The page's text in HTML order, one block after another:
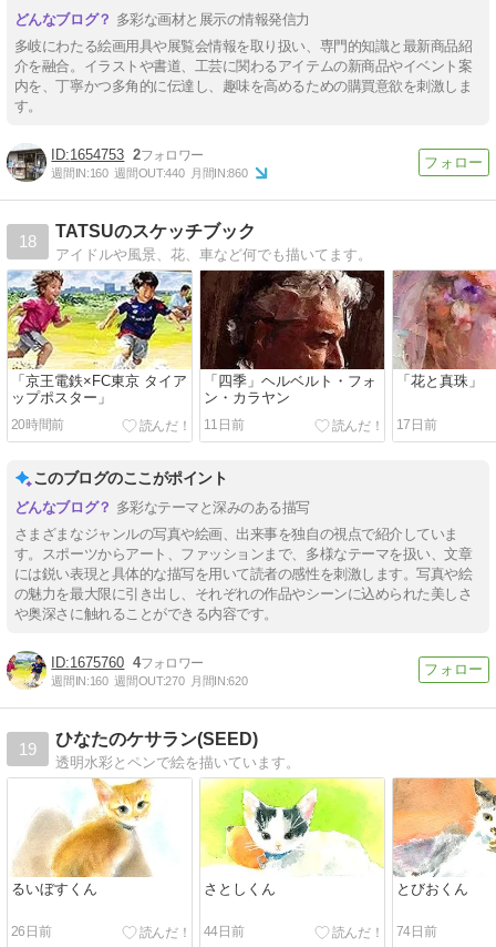
多彩な画材と展示の情報発信力
多岐にわたる絵画用具や展覧会情報を取り扱い、専門的知識と最新商品紹
介を融合。イラストや書道、工芸に関わるアイテムの新商品やイベント案
内を、丁寧かつ多角的に伝達し、趣味を高めるための購買意欲を刺激しま
す。
1654753 2
週間IN:160 週間OUT:440 月間IN:860
18
TATSUのスケッチブック
アイドルや風景、花、車など何でも描いてます。
「京王電鉄×FC東京 タイア
ップポスター」
20時間前
「四季」ヘルベルト・フォ
ン・カラヤン
11日前
「花と真珠」
17日前
このブログのここがポイント
多彩なテーマと深みのある描写
さまざまなジャンルの写真や絵画、出来事を独自の視点で紹介していま
す。スポーツからアート、ファッションまで、多様なテーマを扱い、文章
には鋭い表現と具体的な描写を用いて読者の感性を刺激します。写真や絵
の魅力を最大限に引き出し、それぞれの作品やシーンに込められた美しさ
や奥深さに触れることができる内容です。
1675760 4
週間IN:160 週間OUT:270 月間IN:620
19
ひなたのケサラン(SEED)
透明水彩とペンで絵を描いています。
るいぼすくん
26日前
さとしくん
44日前
とびおくん
74日前